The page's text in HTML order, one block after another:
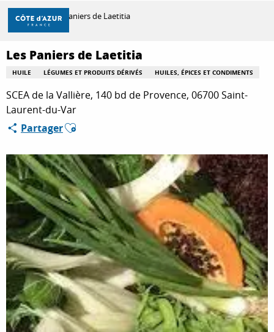
Aller
contenu
principal
DÉCOUVRIR
À FAIRE
SÉJOURNER
Accueil Les Paniers de Laetitia
Les Paniers de Laetitia
HUILE LÉGUMES ET PRODUITS DÉRIVÉS HUILES, ÉPICES ET CONDIMENTS
SCEA de la Vallière, 140 bd de Provence, 06700 Saint-
Laurent-du-Var
PartagerAjouter aux favoris